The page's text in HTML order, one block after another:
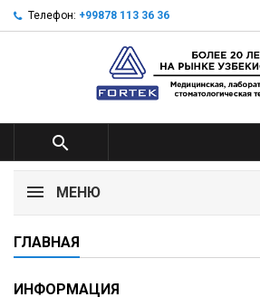
Телефон: +99878 113 36 36

МЕНЮ
ГЛАВНАЯ
ИНФОРМАЦИЯ